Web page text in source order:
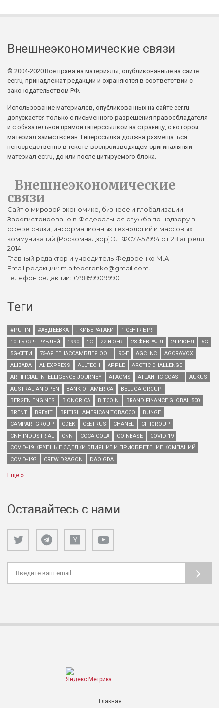
Внешнеэкономические связи
© 2004-2020 Все права на материалы, опубликованные на сайте
eer.ru, принадлежат редакции и охраняются в соответствии с
законодательством РФ.
Использование материалов, опубликованных на сайте eer.ru
допускается только с письменного разрешения правообладателя
и с обязательной прямой гиперссылкой на страницу, с которой
материал заимствован. Гиперссылка должна размещаться
непосредственно в тексте, воспроизводящем оригинальный
материал eer.ru, до или после цитируемого блока.
Внешнеэкономические
связи
Сайт о мировой экономике, бизнесе и глобализации
Зарегистрировано в Федеральная служба по надзору в
сфере связи, информационных технологий и массовых
коммуникаций (Роскомнадзор) Эл ФС77-57994 от 28 апреля
2014
Главный редактор и учредитель Федоренко М.А.
Email редакции: m.a.fedorenko@gmail.com.
Телефон редакции: +79859909990
Теги
#PUTIN #АВДЕЕВКА . КИБЕРАТАКИ
1 СЕНТЯБРЯ
10 ТЫСЯЧ РУБЛЕЙ
1990 1С 22 ИЮНЯ 23 ФЕВРАЛЯ 24 ИЮНЯ
5G
5G-СЕТИ
75-АЯ ГЕНАССАМБЛЕЯ ООН 90-Е AGC INC
AGORAVOX
ALIBABA
ALIEXPRESS ALLTECH APPLE
ARCTIC CHALLENGE
ARTIFICIAL INTELLIGENCE JOURNEY
ATACMS ATLANTIC COAST
AUKUS
AUSTRALIAN OPEN
BANK OF AMERICA
BELUGA GROUP
BERGEN ENGINES
BIONORICA BITCOIN
BRAND FINANCE GLOBAL 500
BRENT
BREXIT BRITISH AMERICAN TOBACCO
BUNGE
CAMPARI GROUP
CDEK CEETRUS CHANEL
CITIGROUP
CNH INDUSTRIAL
CNN COCA-COLA COINBASE
COVID-19
COVID-19 КРУПНЫЕ СДЕЛКИ СЛИЯНИЕ И ПРИОБРЕТЕНИЕ КОМПАНИЙ
COVID-19?
CREW DRAGON DAO GDA
Ещё
Оставайтесь с нами
Главная